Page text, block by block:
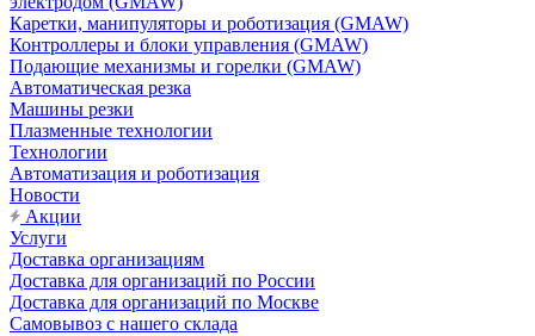
Каретки, манипуляторы и роботизация (GMAW)
Контроллеры и блоки управления (GMAW)
Подающие механизмы и горелки (GMAW)
Автоматическая резка
Машины резки
Плазменные технологии
Технологии
Автоматизация и роботизация
Новости
Акции
Услуги
Доставка организациям
Доставка для организаций по России
Доставка для организаций по Москве
Самовывоз с нашего склада